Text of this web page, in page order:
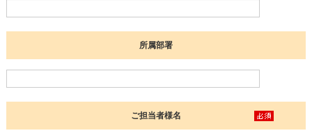
所属部署
ご担当者様名